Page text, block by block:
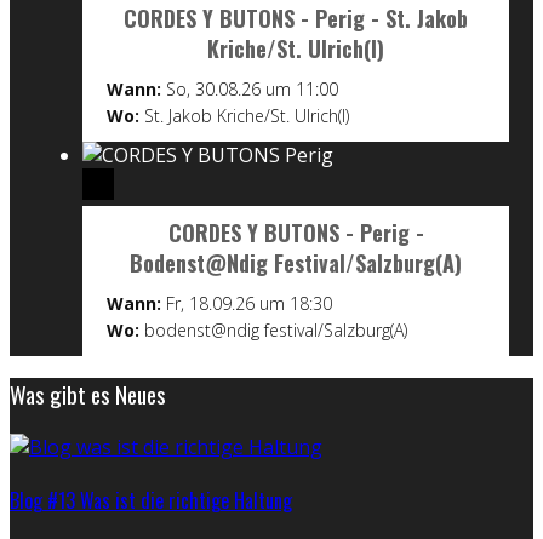
CORDES Y BUTONS - Perig - St. Jakob
Kriche/St. Ulrich(I)
Wann: So, 30.08.26 um 11:00
Wo: St. Jakob Kriche/St. Ulrich(I)
CORDES Y BUTONS - Perig -
Bodenst@ndig Festival/Salzburg(A)
Wann: Fr, 18.09.26 um 18:30
Wo: bodenst@ndig festival/Salzburg(A)
Was gibt es Neues
Blog #13 Was ist die richtige Haltung